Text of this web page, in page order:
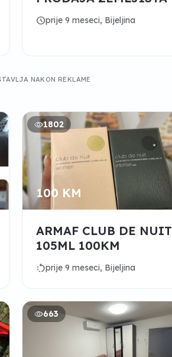
scheduleprije 9 meseci, Bijeljina
NAKON REKLAME
1802
100 KM
ARMAF CLUB DE NUIT
105ML 100KM
rotate_leftprije 9 meseci, Bijeljina
663